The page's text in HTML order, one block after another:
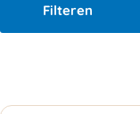
Filteren